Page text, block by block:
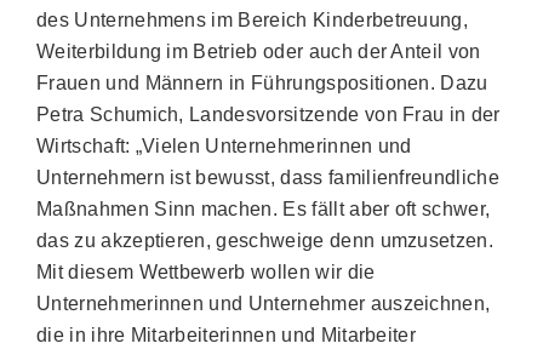
des Unternehmens im Bereich Kinderbetreuung,
Weiterbildung im Betrieb oder auch der Anteil von
Frauen und Männern in Führungspositionen. Dazu
Petra Schumich, Landesvorsitzende von Frau in der
Wirtschaft: „Vielen Unternehmerinnen und
Unternehmern ist bewusst, dass familienfreundliche
Maßnahmen Sinn machen. Es fällt aber oft schwer,
das zu akzeptieren, geschweige denn umzusetzen.
Mit diesem Wettbewerb wollen wir die
Unternehmerinnen und Unternehmer auszeichnen,
die in ihre Mitarbeiterinnen und Mitarbeiter